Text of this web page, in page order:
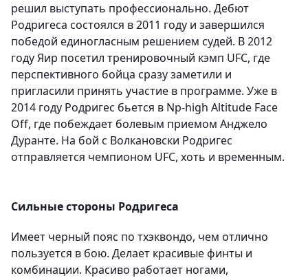
решил выступать профессионально. Дебют
Родригеса состоялся в 2011 году и завершился
победой единогласным решением судей. В 2012
году Яир посетил тренировочный кэмп UFC, где
перспективного бойца сразу заметили и
пригласили принять участие в программе. Уже в
2014 году Родригес бьется в Np-high Altitude Face
Off, где побеждает болевым приемом Анджело
Дуранте. На бой с Волкановски Родригес
отправляется чемпионом UFC, хоть и временным.
Сильные стороны Родригеса
Имеет черный пояс по тхэквондо, чем отлично
пользуется в бою. Делает красивые финты и
комбинации. Красиво работает ногами,